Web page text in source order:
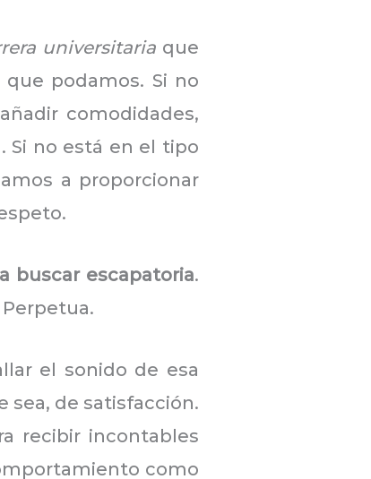
universitariaque
podamos. Si no
comodidades,
Si no está en el tipo
a proporcionar
a buscar escapatoria.
el sonido de esa
sea, de satisfacción.
recibir incontables
como